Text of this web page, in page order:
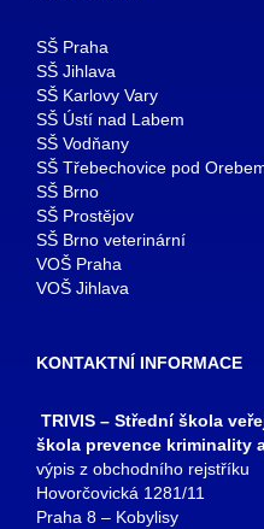
SŠ Praha
SŠ Jihlava
SŠ Karlovy Vary
SŠ Ústí nad Labem
SŠ Vodňany
SŠ Třebechovice pod
SŠ Brno
SŠ Prostějov
SŠ Brno veterinární
VOŠ Praha
VOŠ Jihlava
KONTAKTNÍ INFORMACE
TRIVIS – Střední škola
škola prevence kriminality
výpis z obchodního rejstříku
Hovorčovická 1281/11
Praha 8 – Kobylisy